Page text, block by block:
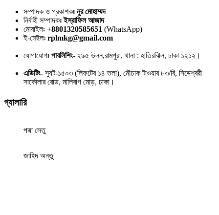
সম্পাদক ও প্রকাশকঃ নুর মোহাম্মদ
নির্বাহী সম্পাদকঃইস্রাফিল আজাদ
মোবাইলঃ +8801320585651 (WhatsApp)
ই-মেইলঃ rplmkg@gmail.com
যোগাযোগঃ পাবলিশিং- ২৯৫ উলন,রামপুরা, থানা : হাতিরঝিল, ঢাকা ১২১২।
এডিটিং- স্যুট-১৫০৩ (লিফটের ১৪ তলা), মৌচাক টাওয়ার ৮৩/বি, সিদ্দেশ্বরী
সার্কোলার রোড, মালিবাগ মোড়, ঢাকা।
গ্যালারি
পদ্মা সেতু
জাহিদ অন্তু